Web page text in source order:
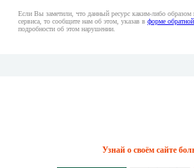
Если Вы заметили, что данный ресурс каким-либо образом
сервиса, то сообщите нам об этом, указав в форме
подробности об этом нарушении.
Узнай о своём сайте